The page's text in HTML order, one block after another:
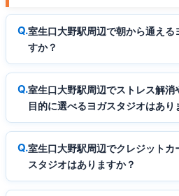
室生口大野駅周辺で朝から通える
すか？
室生口大野駅周辺でストレス解消
目的に選べるヨガスタジオはあり
室生口大野駅周辺でクレジットカ
スタジオはありますか？